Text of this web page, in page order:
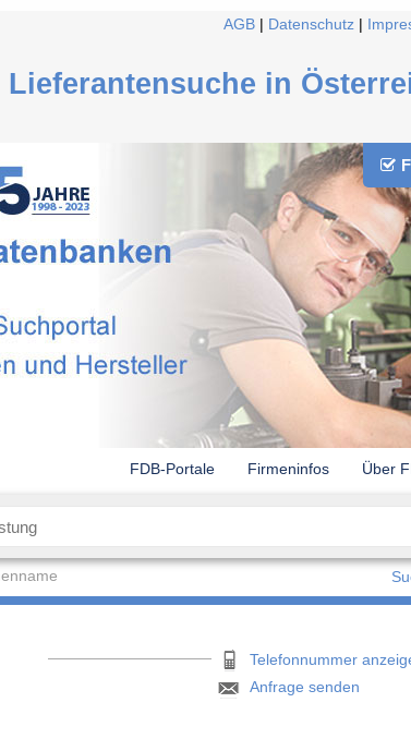
AGB Datenschutz
Lieferantensuche in
FDB-Portale Firmeninfos Über
Telefonnummer
Anfrage senden